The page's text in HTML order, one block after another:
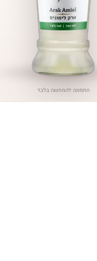
התמונה להמחשה בלבד